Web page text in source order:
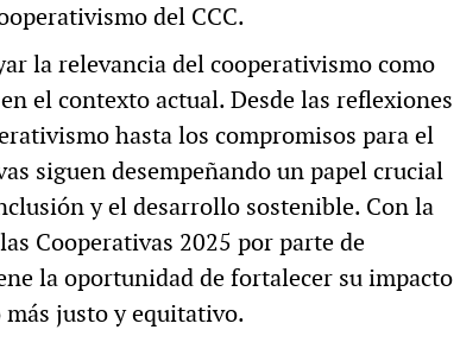
del CCC.
la relevancia del cooperativismo como
el contexto actual. Desde las reflexiones
hasta los compromisos para el
siguen desempeñando un papel crucial
y el desarrollo sostenible. Con la
Cooperativas 2025 por parte de
la oportunidad de fortalecer su impacto
justo y equitativo.